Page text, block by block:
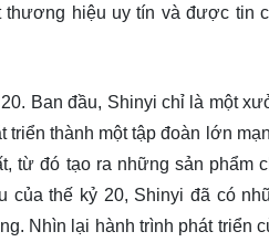
hiệu uy tín và được tin
Ban đầu, Shinyi chỉ là một
thành một tập đoàn lớn
từ đó tạo ra những sản phẩm
của thế kỷ 20, Shinyi đã có
Nhìn lại hành trình phát triển